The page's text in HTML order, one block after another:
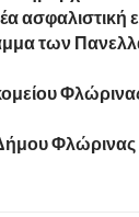
ασφαλιστική
των
Δήμου Φλώρινας